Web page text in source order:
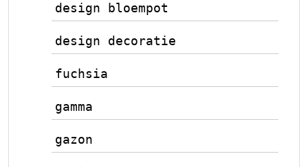
design bloempot
design decoratie
fuchsia
gamma
gazon